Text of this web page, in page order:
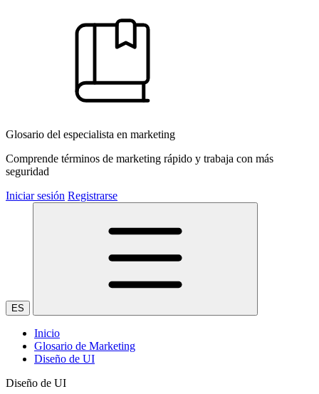
Glosario del especialista en marketing
Comprende términos de marketing rápido y trabaja con más
seguridad
Iniciar sesión Registrarse
ES
Inicio
Glosario de Marketing
Diseño de UI
Diseño de UI